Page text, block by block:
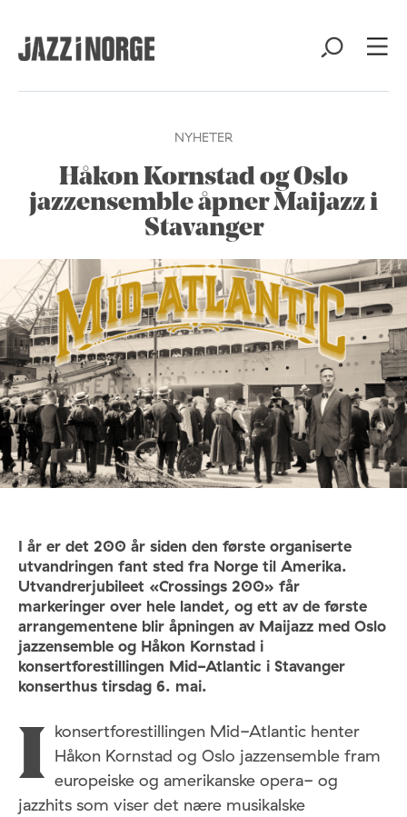
NYHETER
Håkon Kornstad og Oslo
jazzensemble åpner Maijazz i
Stavanger
I år er det 200 år siden den første organiserte
utvandringen fant sted fra Norge til Amerika.
Utvandrerjubileet «Crossings 200» får
markeringer over hele landet, og ett av de første
arrangementene blir åpningen av Maijazz med Oslo
jazzensemble og Håkon Kornstad i
konsertforestillingen Mid-Atlantic i Stavanger
konserthus tirsdag 6. mai.
I konsertforestillingen Mid-Atlantic henter
Håkon Kornstad og Oslo jazzensemble fram
europeiske og amerikanske opera- og
jazzhits som viser det nære musikalske